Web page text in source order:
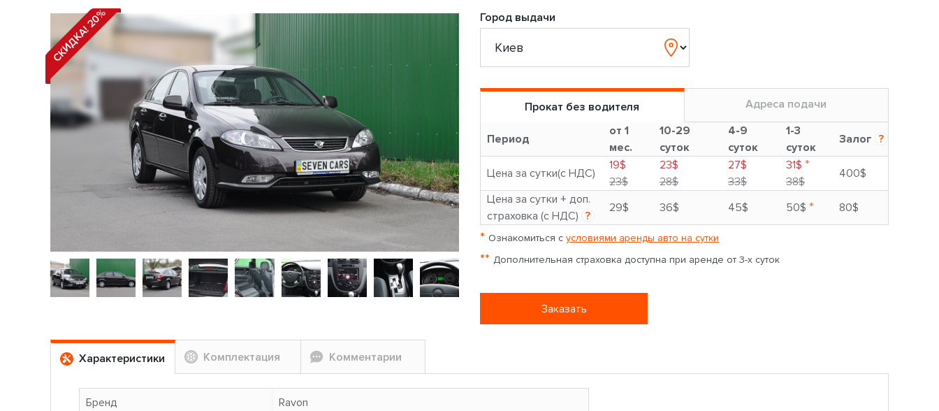
СКИДКА! 20% Город выдачи
Прокат без водителя Адреса подачи
Период
от 1
мес.
10-29
суток
4-9
суток
1-3
суток
Залог ?
Цена за сутки(с НДС)
19$
23$
23$
28$
27$
33$
31$ *
38$
400$
Цена за сутки + доп.
страховка (с НДС) ?
29$ 36$ 45$ 50$ * 80$
* Ознакомиться с условиями аренды авто на сутки
** Дополнительная страховка доступна при аренде от 3-х суток
Заказать
Характеристики Комплектация Комментарии
Бренд Ravon